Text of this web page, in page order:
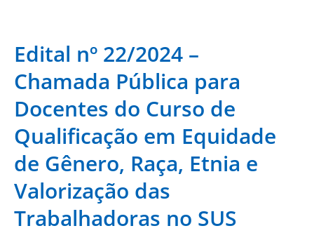
Edital nº 22/2024 –
Chamada Pública para
Docentes do Curso de
Qualificação em Equidade
de Gênero, Raça, Etnia e
Valorização das
Trabalhadoras no SUS